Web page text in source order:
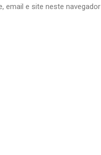
email e site neste